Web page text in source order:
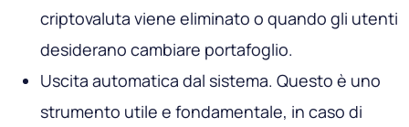
criptovaluta viene eliminato o quando gli utenti
desiderano cambiare portafoglio.
Uscita automatica dal sistema. Questo è uno
strumento utile e fondamentale, in caso di